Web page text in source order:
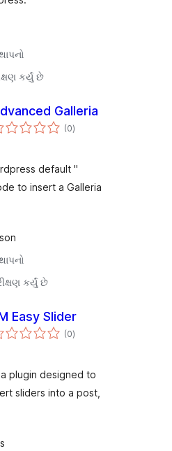
કર્યું છે
Galleria
(0કુલ
રેટિંગ્સ
)
default "
to insert a Galleria
કર્યું છે
Easy Slider
(0કુલ
રેટિંગ્સ
)
plugin designed to
sliders into a post,